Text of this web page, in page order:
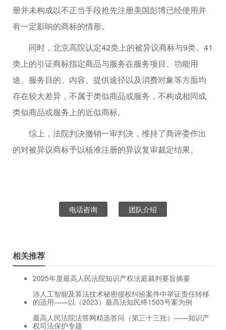
册并未构成以不正当手段抢先注册美国彭博已经使用并
有一定影响的商标的情形。
同时，北京高院认定42类上的被异议商标与9类、41
类上的引证商标指定商品与服务在服务项目、功能用
途、服务目的、内容、提供途径以及消费对象等方面均
存在较大差异，不属于类似商品或服务，不构成相同或
类似商品或服务上的近似商标。
综上，法院判决撤销一审判决，维持了商评委作出
的对被异议商标予以核准注册的异议复审裁定结果。
电话咨询 团队介绍
相关推荐
2025年度最高人民法院知识产权法庭裁判要旨摘要
涉人工智能及算法技术秘密侵权纠纷案件中举证责任转移
的适用——以（2023）最高法知民终1503号案为例
最高人民法院法答网精选答问（第三十三批）——知识产
权司法保护专题